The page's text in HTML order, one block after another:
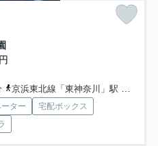
京浜東北線「東神奈川」駅 徒歩9分
ター
宅配ボックス